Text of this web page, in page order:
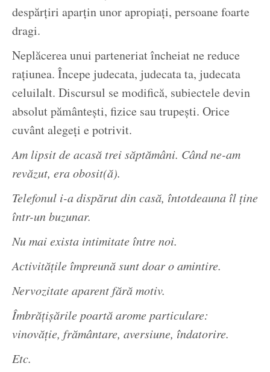
despărțiri aparțin unor apropiați, persoane foarte
dragi.
Neplăcerea unui parteneriat încheiat ne reduce
rațiunea. Începe judecata, judecata ta, judecata
celuilalt. Discursul se modifică, subiectele devin
absolut pământești, fizice sau trupești. Orice
cuvânt alegeți e potrivit.
Am lipsit de acasă trei săptămâni. Când ne-am
revăzut, era obosit(ă).
Telefonul i-a dispărut din casă, întotdeauna îl ține
într-un buzunar.
Nu mai exista intimitate între noi.
Activitățile împreună sunt doar o amintire.
Nervozitate aparent fără motiv.
Îmbrățișările poartă arome particulare:
vinovăție, frământare, aversiune, îndatorire.
Etc.